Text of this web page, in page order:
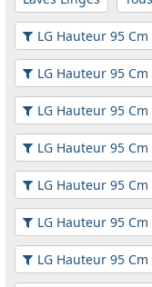
LG Hauteur 95 Cm
LG Hauteur 95
LG Hauteur 95
LG Hauteur 95
LG Hauteur 95
LG Hauteur 95
LG Hauteur 95